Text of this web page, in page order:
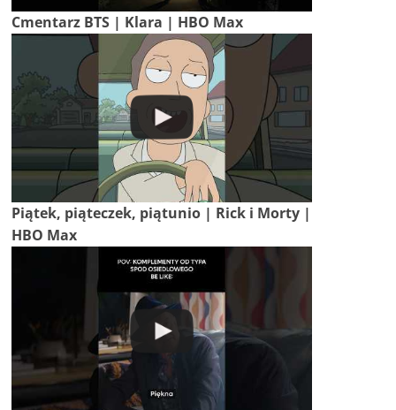
Cmentarz BTS | Klara | HBO Max
Piątek, piąteczek, piątunio | Rick i Morty |
HBO Max